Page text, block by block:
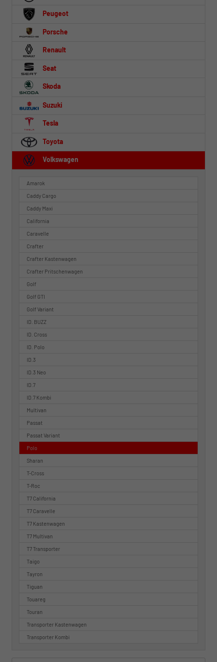
Peugeot
Porsche
Renault
Seat
Skoda
Suzuki
Tesla
Toyota
Volkswagen
Amarok
Caddy Cargo
Caddy Maxi
California
Caravelle
Crafter
Crafter Kastenwagen
Crafter Pritschenwagen
Golf
Golf GTI
Golf Variant
ID. BUZZ
ID. Cross
ID. Polo
ID.3
ID.3 Neo
ID.7
ID.7 Kombi
Multivan
Passat
Passat Variant
Polo
Sharan
T-Cross
T-Roc
T7 California
T7 Caravelle
T7 Kastenwagen
T7 Multivan
T7 Transporter
Taigo
Tayron
Tiguan
Touareg
Touran
Transporter Kastenwagen
Transporter Kombi